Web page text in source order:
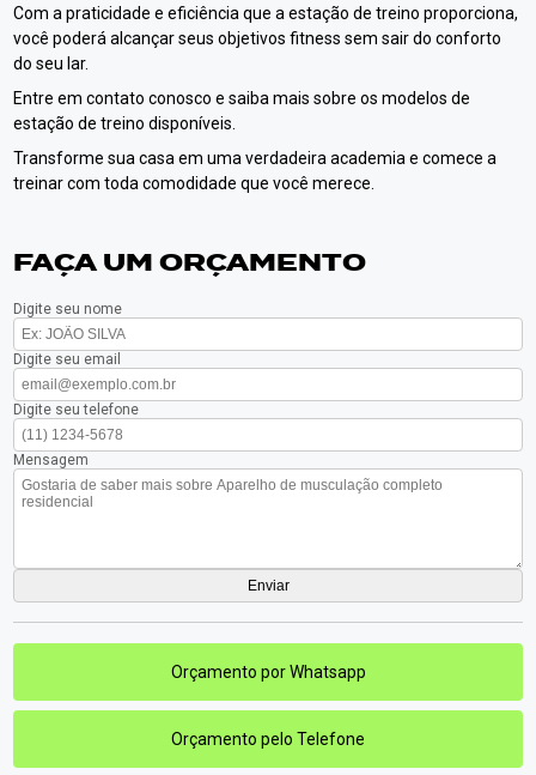
Com a praticidade e eficiência que a estação de treino proporciona,
você poderá alcançar seus objetivos fitness sem sair do conforto
do seu lar.
Entre em contato conosco e saiba mais sobre os modelos de
estação de treino disponíveis.
Transforme sua casa em uma verdadeira academia e comece a
treinar com toda comodidade que você merece.
FAÇA UM ORÇAMENTO
Digite seu nome
Digite seu email
Digite seu telefone
Mensagem
Orçamento por Whatsapp
Orçamento pelo Telefone